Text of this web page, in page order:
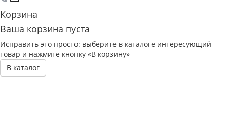
Корзина
Ваша корзина пуста
Исправить это просто: выберите в каталоге интересующий
товар и нажмите кнопку «В корзину»
В каталог